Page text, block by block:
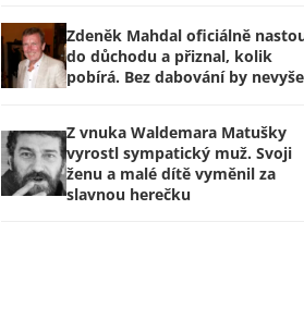
Zdeněk Mahdal oficiálně
do důchodu a přiznal, kolik
pobírá. Bez dabování by
Z vnuka Waldemara Matušky
vyrostl sympatický muž. Svoji
ženu a malé dítě vyměnil za
slavnou herečku